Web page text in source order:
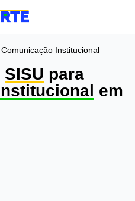
Comunicação Institucional
SISU para
em